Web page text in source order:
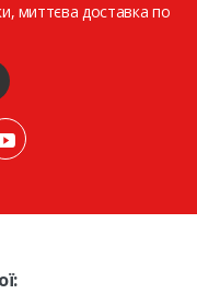
миттєва доставка по